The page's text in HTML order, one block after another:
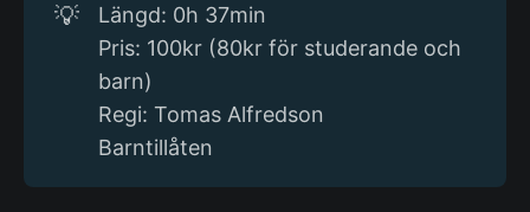
💡
Längd: 0h 37min
Pris: 100kr (80kr för studerande och
barn)
Regi: Tomas Alfredson
Barntillåten